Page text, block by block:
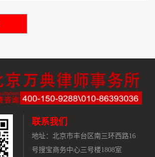
联系我们
地址： 北京市丰台区南三环西路16
号搜宝商务中心三号楼1808室